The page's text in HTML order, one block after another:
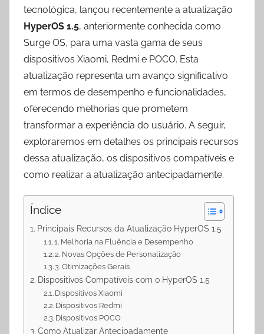
a
t
s
A
p
p
l
g
r
a
m
c
b
o
o
k
a
e
tecnológica, lançou recentemente a atualização
HyperOS 1.5, anteriormente conhecida como
Surge OS, para uma vasta gama de seus
dispositivos Xiaomi, Redmi e POCO. Esta
atualização representa um avanço significativo
em termos de desempenho e funcionalidades,
oferecendo melhorias que prometem
transformar a experiência do usuário. A seguir,
exploraremos em detalhes os principais recursos
dessa atualização, os dispositivos compatíveis e
como realizar a atualização antecipadamente.
Índice
Principais Recursos da Atualização HyperOS 1.5
1. Melhoria na Fluência e Desempenho
2. Novas Opções de Personalização
3. Otimizações Gerais
Dispositivos Compatíveis com o HyperOS 1.5
Dispositivos Xiaomi
Dispositivos Redmi
Dispositivos POCO
Como Atualizar Antecipadamente